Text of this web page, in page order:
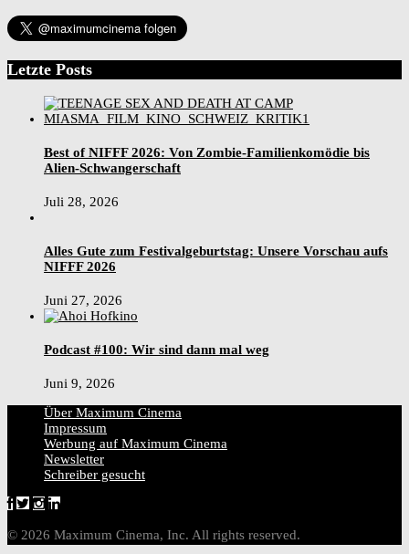
Letzte Posts
Best of NIFFF 2026: Von Zombie-Familienkomödie bis
Alien-Schwangerschaft
Juli 28, 2026
Alles Gute zum Festivalgeburtstag: Unsere Vorschau aufs
NIFFF 2026
Juni 27, 2026
Podcast #100: Wir sind dann mal weg
Juni 9, 2026
Über Maximum Cinema
Impressum
Werbung auf Maximum Cinema
Newsletter
Schreiber gesucht
© 2026 Maximum Cinema, Inc. All rights reserved.